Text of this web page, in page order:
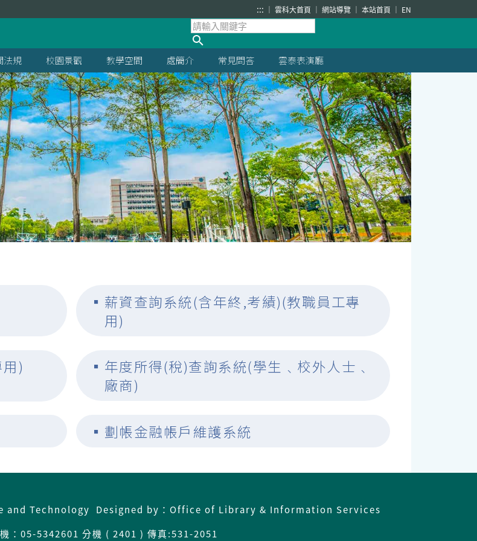
::: 雲科大首頁 網站導覽 本站首頁 EN
法規 校園景觀 教學空間 處簡介 常見問答 雲泰表演廳
▪ 薪資查詢系統(含年終,考績)(教職員工專
用)
) ▪ 年度所得(稅)查詢系統(學生﹑校外人士﹑
廠商)
▪ 劃帳金融帳戶維護系統
Technology Designed by：Office of Library & Information Services
：05-5342601 分機 ( 2401 ) 傳真:531-2051